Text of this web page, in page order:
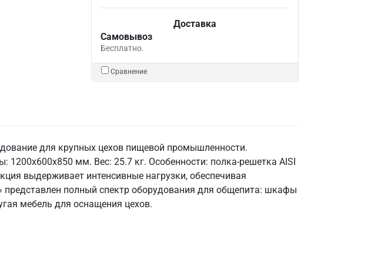
Доставка
Самовывоз
Бесплатно.
Сравнение
для крупных цехов пищевой промышленности.
1200x600x850 мм. Вес: 25.7 кг. Особенности: полка-решетка AISI
выдерживает интенсивные нагрузки, обеспечивая
полный спектр оборудования для общепита: шкафы
мебель для оснащения цехов.